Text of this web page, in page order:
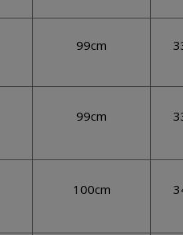
99cm
99cm
100cm